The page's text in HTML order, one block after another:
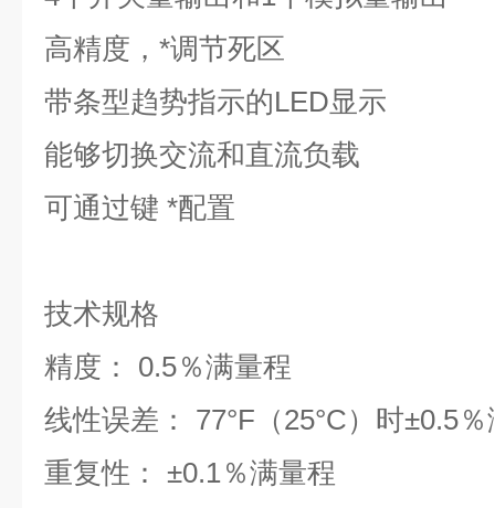
高精度，*调节死区
带条型趋势指示的LED显示
能够切换交流和直流负载
可通过键 *配置
技术规格
精度： 0.5％满量程
线性误差： 77°F（25°C）时±0.5
重复性： ±0.1％满量程